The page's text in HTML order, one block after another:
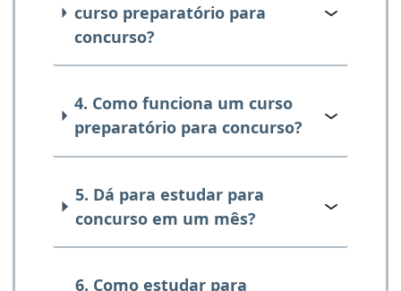
curso preparatório para
concurso?
4. Como funciona um curso
preparatório para concurso?
5. Dá para estudar para
concurso em um mês?
6. Como estudar para